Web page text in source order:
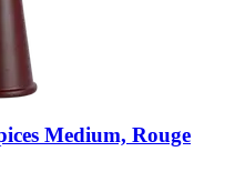
Medium, Rouge